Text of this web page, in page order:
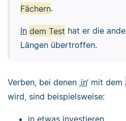
Fächern.
In dem Test hat er die
Längen übertroffen.
Verben, bei denen ‚ in‘ mit dem
wird, sind beispielsweise:
in etwas investieren